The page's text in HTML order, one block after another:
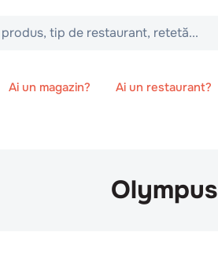
de restaurant, retetă...
Ai un magazin? Ai un restaurant?
Olympus